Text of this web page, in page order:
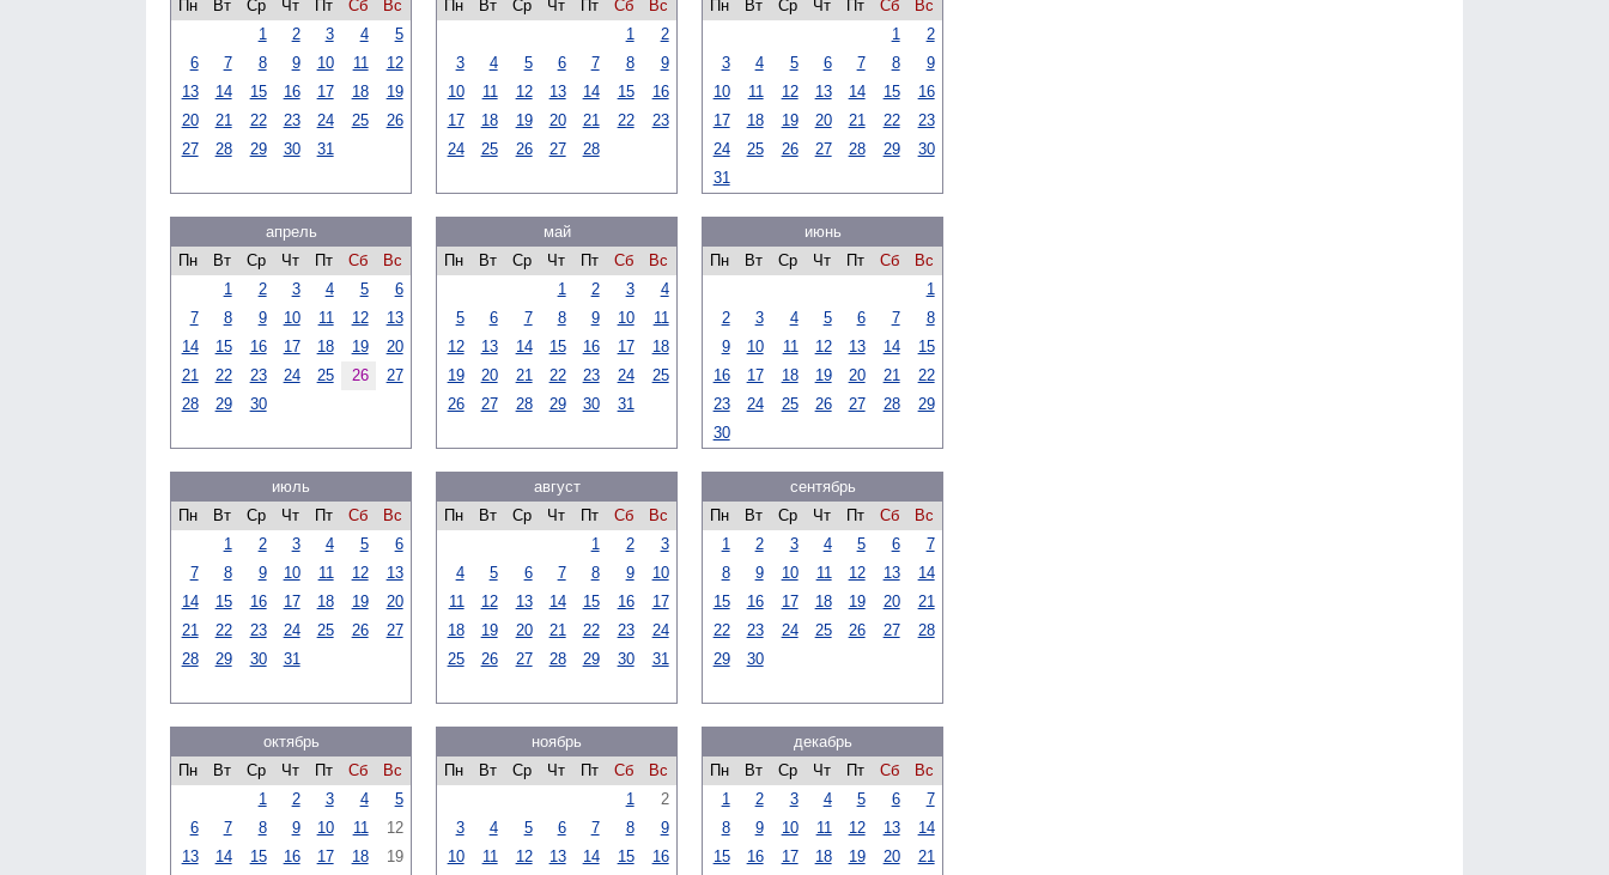
Пн
Вт Ср Чт Пт Сб
Вс
1
2 3 4
5
6
7 8 9 10 11
12
13
14 15 16 17 18
19
20
21 22 23 24 25
26
27
28 29 30 31
Пн
Вт Ср Чт Пт Сб
Вс
1
2
3
4 5 6 7 8
9
10
11 12 13 14 15
16
17
18 19 20 21 22
23
24
25 26 27 28
Пн
Вт Ср Чт Пт Сб
Вс
1
2
3
4 5 6 7 8
9
10
11 12 13 14 15
16
17
18 19 20 21 22
23
24
25 26 27 28 29
30
31
апрель
Пн
Вт Ср Чт Пт Сб
Вс
1
2 3 4 5
6
7
8 9 10 11 12
13
14
15 16 17 18 19
20
21
22 23 24 25 26
27
28
29 30
май
Пн
Вт Ср Чт Пт Сб
Вс
1
2 3
4
5
6 7 8 9 10
11
12
13 14 15 16 17
18
19
20 21 22 23 24
25
26
27 28 29 30 31
июнь
Пн
Вт Ср Чт Пт Сб
Вс
1
2
3 4 5 6 7
8
9
10 11 12 13 14
15
16
17 18 19 20 21
22
23
24 25 26 27 28
29
30
июль
Пн
Вт Ср Чт Пт Сб
Вс
1
2 3 4 5
6
7
8 9 10 11 12
13
14
15 16 17 18 19
20
21
22 23 24 25 26
27
28
29 30 31
август
Пн
Вт Ср Чт Пт Сб
Вс
1
2
3
4
5 6 7 8 9
10
11
12 13 14 15 16
17
18
19 20 21 22 23
24
25
26 27 28 29 30 31
сентябрь
Пн
Вт Ср Чт Пт Сб
Вс
1
2 3 4 5 6
7
8
9 10 11 12 13
14
15
16 17 18 19 20
21
22
23 24 25 26 27
28
29
30
октябрь
Пн
Вт Ср Чт Пт Сб
Вс
1
2 3 4
5
6
7 8 9 10 11
12
13
14 15 16 17 18
19
ноябрь
Пн
Вт Ср Чт Пт Сб
Вс
1
2
3
4 5 6 7 8
9
10
11 12 13 14 15
16
декабрь
Пн
Вт Ср Чт Пт Сб
Вс
1
2 3 4 5 6
7
8
9 10 11 12 13
14
15
16 17 18 19 20
21